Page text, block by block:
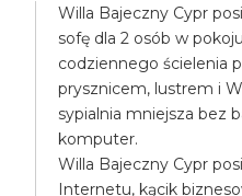
Willa Bajeczny Cypr
sofę dla 2 osób w
codziennego ścielenia
prysznicem, lustrem i
sypialnia mniejsza bez
komputer.
Willa Bajeczny Cypr
Internetu, kącik